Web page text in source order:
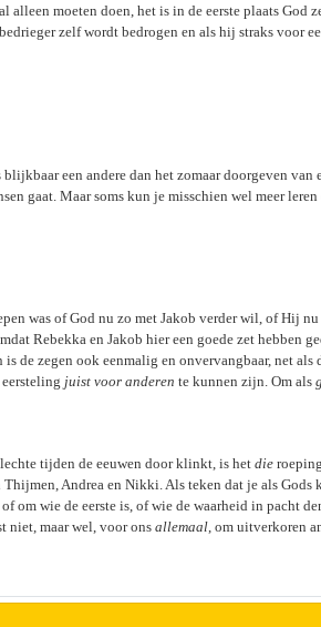
alleen moeten doen, het is in de eerste plaats
zelf wordt bedrogen en als hij straks voor
een andere dan het zomaar doorgeven van
gaat. Maar soms kun je misschien wel meer
was of God nu zo met Jakob verder wil, of Hij
Rebekka en Jakob hier een goede zet hebben
de zegen ook eenmalig en onvervangbaar, net
juist voor anderen te kunnen zijn. Om als
tijden de eeuwen door klinkt, is hetdie
Andrea en Nikki. Als teken dat je als
om wie de eerste is, of wie de waarheid in pacht
niet, maar wel, voor ons allemaal, om uitverkoren